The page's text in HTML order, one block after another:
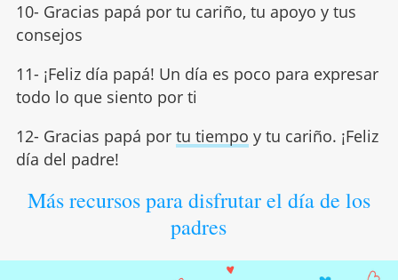
10- Gracias papá por tu cariño, tu apoyo y tus
consejos
11- ¡Feliz día papá! Un día es poco para expresar
todo lo que siento por ti
12- Gracias papá por tu tiempo y tu cariño. ¡Feliz
día del padre!
Más recursos para disfrutar el día de los
padres